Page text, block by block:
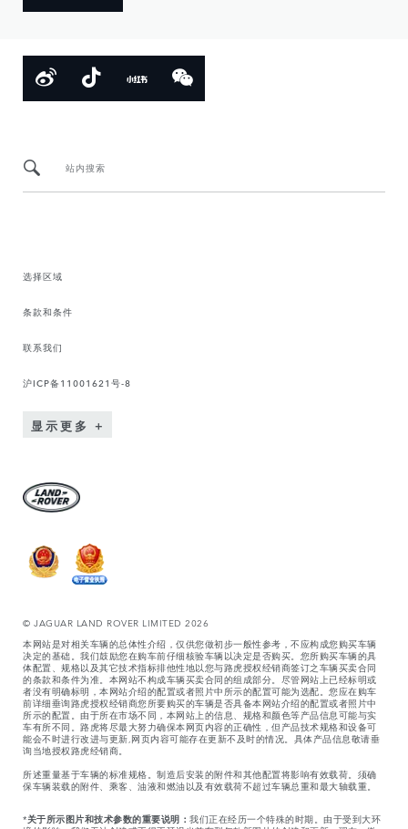
站内搜索
选择区域
条款和条件
联系我们
沪ICP备11001621号-8
显示更多
© JAGUAR LAND ROVER LIMITED 2026
本网站是对相关车辆的总体性介绍，仅供您做初步一般性参考，不应构成您购买车辆
决定的基础。我们鼓励您在购车前仔细核验车辆以决定是否购买。您所购买车辆的具
体配置、规格以及其它技术指标排他性地以您与路虎授权经销商签订之车辆买卖合同
的条款和条件为准。本网站不构成车辆买卖合同的组成部分。尽管网站上已经标明或
者没有明确标明，本网站介绍的配置或者照片中所示的配置可能为选配。您应在购车
前详细垂询路虎授权经销商您所要购买的车辆是否具备本网站介绍的配置或者照片中
所示的配置。由于所在市场不同，本网站上的信息、规格和颜色等产品信息可能与实
车有所不同。路虎将尽最大努力确保本网页内容的正确性，但产品技术规格和设备可
能会不时进行改进与更新,网页内容可能存在更新不及时的情况。具体产品信息敬请垂
询当地授权路虎经销商。
所述重量基于车辆的标准规格。制造后安装的附件和其他配置将影响有效载荷。须确
保车辆装载的附件、乘客、油液和燃油以及有效载荷不超过车辆总重和最大轴载重。
*关于所示图片和技术参数的重要说明： 我们正在经历一个特殊的时期。由于受到大环